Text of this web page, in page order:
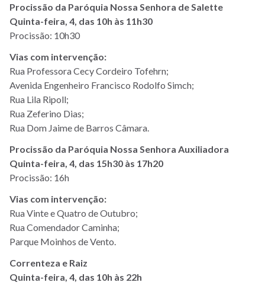
Procissão da Paróquia Nossa Senhora de Salette
Quinta-feira, 4, das 10h às 11h30
Procissão: 10h30
Vias com intervenção:
Rua Professora Cecy Cordeiro Tofehrn;
Avenida Engenheiro Francisco Rodolfo Simch;
Rua Lila Ripoll;
Rua Zeferino Dias;
Rua Dom Jaime de Barros Câmara.
Procissão da Paróquia Nossa Senhora Auxiliadora
Quinta-feira, 4, das 15h30 às 17h20
Procissão: 16h
Vias com intervenção:
Rua Vinte e Quatro de Outubro;
Rua Comendador Caminha;
Parque Moinhos de Vento.
Correnteza e Raiz
Quinta-feira, 4, das 10h às 22h